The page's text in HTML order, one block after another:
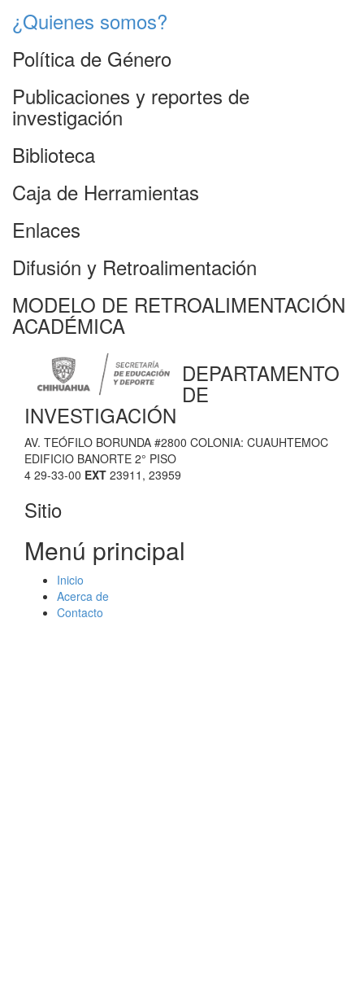
¿Quienes somos?
Política de Género
Publicaciones y reportes de
investigación
Biblioteca
Caja de Herramientas
Enlaces
Difusión y Retroalimentación
MODELO DE RETROALIMENTACIÓN
ACADÉMICA
DEPARTAMENTO
DE
INVESTIGACIÓN
AV. TEÓFILO BORUNDA #2800 COLONIA: CUAUHTEMOC
EDIFICIO BANORTE 2° PISO
4 29-33-00 EXT 23911, 23959
Sitio
Menú principal
Inicio
Acerca de
Contacto